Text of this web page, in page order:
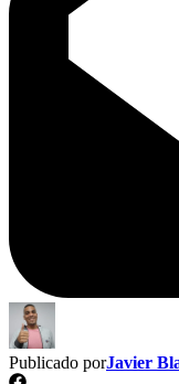
Publicado porJavier